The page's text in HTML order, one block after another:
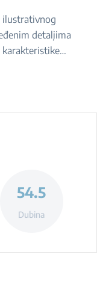
ilustrativnog
detaljima
karakteristike
54.5
Dubina